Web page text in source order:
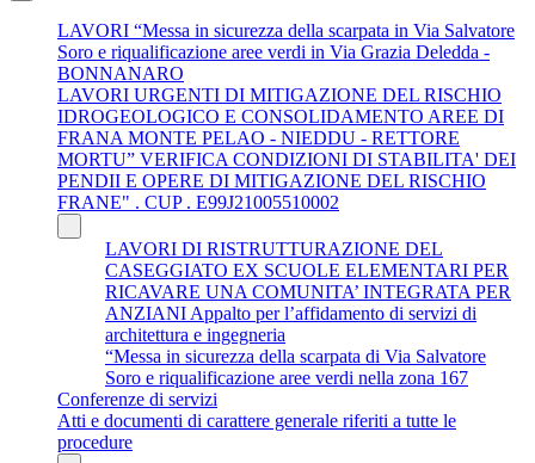
LAVORI “Messa in sicurezza della scarpata in Via Salvatore
Soro e riqualificazione aree verdi in Via Grazia Deledda -
BONNANARO
LAVORI URGENTI DI MITIGAZIONE DEL RISCHIO
IDROGEOLOGICO E CONSOLIDAMENTO AREE DI
FRANA MONTE PELAO - NIEDDU - RETTORE
MORTU” VERIFICA CONDIZIONI DI STABILITA' DEI
PENDII E OPERE DI MITIGAZIONE DEL RISCHIO
FRANE" . CUP . E99J21005510002
LAVORI DI RISTRUTTURAZIONE DEL
CASEGGIATO EX SCUOLE ELEMENTARI PER
RICAVARE UNA COMUNITA’ INTEGRATA PER
ANZIANI Appalto per l’affidamento di servizi di
architettura e ingegneria
“Messa in sicurezza della scarpata di Via Salvatore
Soro e riqualificazione aree verdi nella zona 167
Conferenze di servizi
Atti e documenti di carattere generale riferiti a tutte le
procedure